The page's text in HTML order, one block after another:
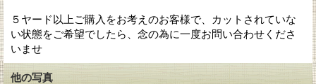
５ヤード以上ご購入をお考えのお客様で、カットされていな
い状態をご希望でしたら、念の為に一度お問い合わせくださ
いませ
他の写真